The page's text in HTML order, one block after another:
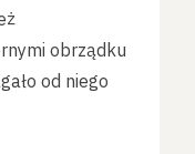
obrządku
od niego